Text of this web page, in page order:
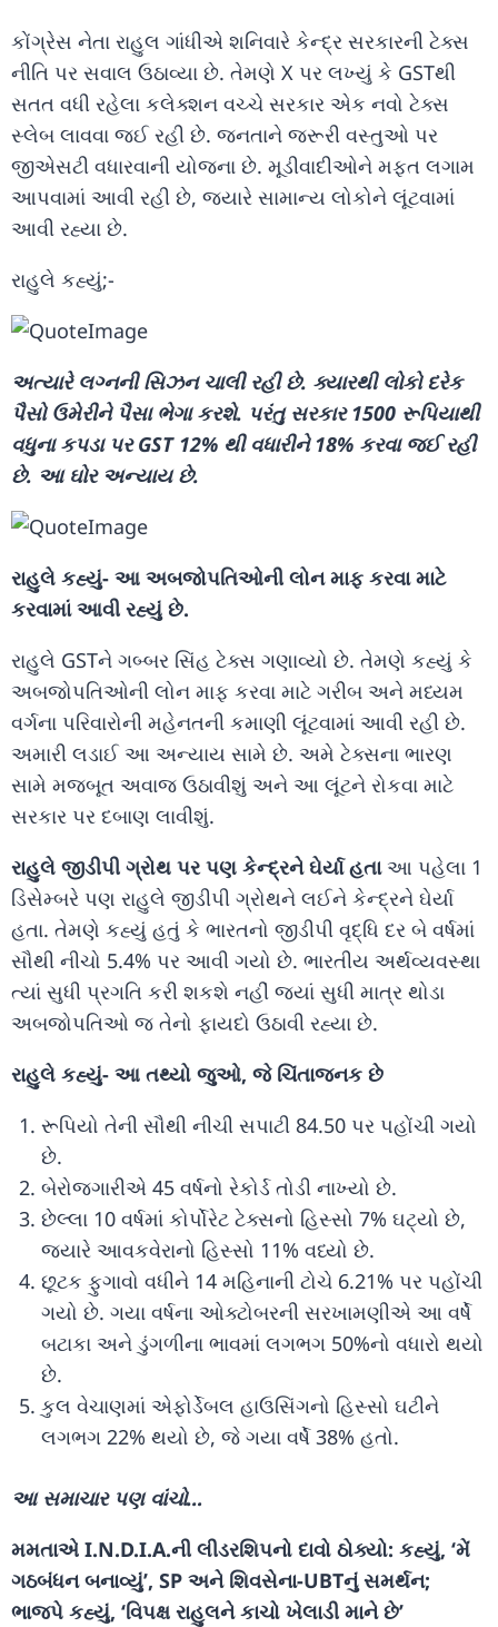
કોંગ્રેસ નેતા રાહુલ ગાંધીએ શનિવારે કેન્દ્ર સરકારની ટેક્સ
નીતિ પર સવાલ ઉઠાવ્યા છે. તેમણે X પર લખ્યું કે GSTથી
સતત વધી રહેલા કલેક્શન વચ્ચે સરકાર એક નવો ટેક્સ
સ્લેબ લાવવા જઈ રહી છે. જનતાને જરૂરી વસ્તુઓ પર
જીએસટી વધારવાની યોજના છે. મૂડીવાદીઓને મફત લગામ
આપવામાં આવી રહી છે, જ્યારે સામાન્ય લોકોને લૂંટવામાં
આવી રહ્યા છે.
રાહુલે કહ્યું;-
અત્યારે લગ્નની સિઝન ચાલી રહી છે. ક્યારથી લોકો દરેક
પૈસો ઉમેરીને પૈસા ભેગા કરશે. પરંતુ સરકાર 1500 રૂપિયાથી
વધુના કપડા પર GST 12% થી વધારીને 18% કરવા જઈ રહી
છે. આ ઘોર અન્યાય છે.
રાહુલે કહ્યું- આ અબજોપતિઓની લોન માફ કરવા માટે
કરવામાં આવી રહ્યું છે.
રાહુલે GSTને ગબ્બર સિંહ ટેક્સ ગણાવ્યો છે. તેમણે કહ્યું કે
અબજોપતિઓની લોન માફ કરવા માટે ગરીબ અને મધ્યમ
વર્ગના પરિવારોની મહેનતની કમાણી લૂંટવામાં આવી રહી છે.
અમારી લડાઈ આ અન્યાય સામે છે. અમે ટેક્સના ભારણ
સામે મજબૂત અવાજ ઉઠાવીશું અને આ લૂંટને રોકવા માટે
સરકાર પર દબાણ લાવીશું.
રાહુલે જીડીપી ગ્રોથ પર પણ કેન્દ્રને ઘેર્યા હતાઆ પહેલા 1
ડિસેમ્બરે પણ રાહુલે જીડીપી ગ્રોથને લઈને કેન્દ્રને ઘેર્યા
હતા. તેમણે કહ્યું હતું કે ભારતનો જીડીપી વૃદ્ધિ દર બે વર્ષમાં
સૌથી નીચો 5.4% પર આવી ગયો છે. ભારતીય અર્થવ્યવસ્થા
ત્યાં સુધી પ્રગતિ કરી શકશે નહીં જ્યાં સુધી માત્ર થોડા
અબજોપતિઓ જ તેનો ફાયદો ઉઠાવી રહ્યા છે.
રાહુલે કહ્યું- આ તથ્યો જુઓ, જે ચિંતાજનક છે
રૂપિયો તેની સૌથી નીચી સપાટી 84.50 પર પહોંચી ગયો
છે.
બેરોજગારીએ 45 વર્ષનો રેકોર્ડ તોડી નાખ્યો છે.
છેલ્લા 10 વર્ષમાં કોર્પોરેટ ટેક્સનો હિસ્સો 7% ઘટ્યો છે,
જ્યારે આવકવેરાનો હિસ્સો 11% વધ્યો છે.
છૂટક ફુગાવો વધીને 14 મહિનાની ટોચે 6.21% પર પહોંચી
ગયો છે. ગયા વર્ષના ઓક્ટોબરની સરખામણીએ આ વર્ષે
બટાકા અને ડુંગળીના ભાવમાં લગભગ 50%નો વધારો થયો
છે.
કુલ વેચાણમાં એફોર્ડેબલ હાઉસિંગનો હિસ્સો ઘટીને
લગભગ 22% થયો છે, જે ગયા વર્ષે 38% હતો.
આ સમાચાર પણ વાંચો…
મમતાએ I.N.D.I.A.ની લીડરશિપનો દાવો ઠોક્યો: કહ્યું, ‘મેં
ગઠબંધન બનાવ્યું’, SP અને શિવસેના-UBTનું સમર્થન;
ભાજપે કહ્યું, ‘વિપક્ષ રાહુલને કાચો ખેલાડી માને છે’